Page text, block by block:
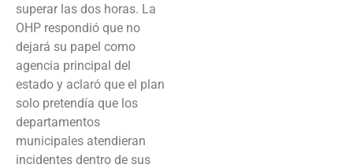
superar las dos horas. La
OHP respondió que no
dejará su papel como
agencia principal del
estado y aclaró que el plan
solo pretendía que los
departamentos
municipales atendieran
incidentes dentro de sus